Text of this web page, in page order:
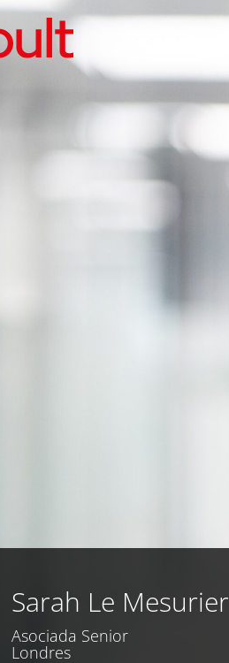
Sarah Le Mesurier
Asociada Senior
Londres